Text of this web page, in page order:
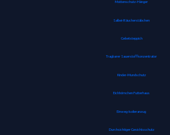
Mottenschutz-Hänger
Salbei-Räucherstäbchen
Gebetsteppich
Tragbarer Sauerstoffkonzentrator
Kinder-Mundschutz
Eichhörnchen Futterhaus
Einweg-Isolieranzug
Durchsichtiger Gesichtsschutz